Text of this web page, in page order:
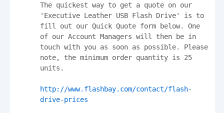
The quickest way to get a quote on our
'Executive Leather USB Flash Drive' is to
fill out our Quick Quote form below. One
of our Account Managers will then be in
touch with you as soon as possible. Please
note, the minimum order quantity is 25
units.
http://www.flashbay.com/contact/flash-
drive-prices